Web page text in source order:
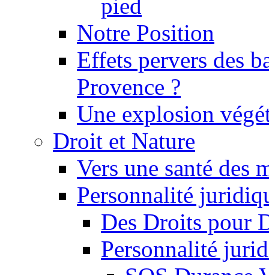
pied
Notre Position
Effets pervers des
Provence ?
Une explosion
Droit et Nature
Vers une santé des
Personnalité
Des Droits pour
Personnalité